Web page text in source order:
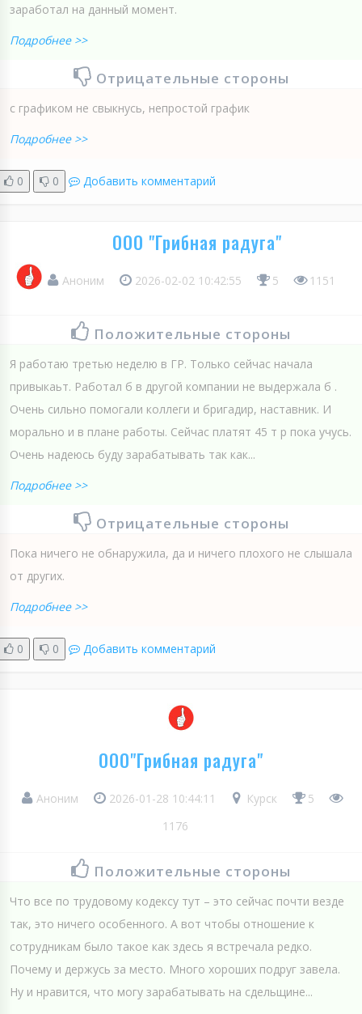
заработал на данный момент.
Подробнее >>
Отрицательные стороны
с графиком не свыкнусь, непростой график
Подробнее >>
0 0 Добавить комментарий
ООО "Грибная радуга"
Аноним 2026-02-02 10:42:55 5 1151
Положительные стороны
Я работаю третью неделю в ГР. Только сейчас начала
привыкаьт. Работал б в другой компании не выдержала б .
Очень сильно помогали коллеги и бригадир, наставник. И
морально и в плане работы. Сейчас платят 45 т р пока учусь.
Очень надеюсь буду зарабатывать так как...
Подробнее >>
Отрицательные стороны
Пока ничего не обнаружила, да и ничего плохого не слышала
от других.
Подробнее >>
0 0 Добавить комментарий
ООО"Грибная радуга"
Аноним 2026-01-28 10:44:11 Курск
5
1176
Положительные стороны
Что все по трудовому кодексу тут – это сейчас почти везде
так, это ничего особенного. А вот чтобы отношение к
сотрудникам было такое как здесь я встречала редко.
Почему и держусь за место. Много хороших подруг завела.
Ну и нравится, что могу зарабатывать на сдельщине...